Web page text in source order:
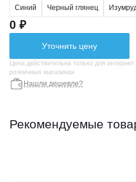
Синий Черный глянец
0 ₽
Уточнить цену
Цена действительна только для
розничных магазинах
Нашли дешевле?
Рекомендуемые